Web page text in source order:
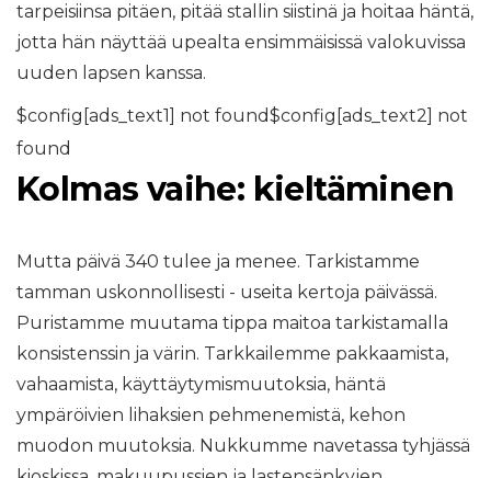
tarpeisiinsa pitäen, pitää stallin siistinä ja hoitaa häntä,
jotta hän näyttää upealta ensimmäisissä valokuvissa
uuden lapsen kanssa.
$config[ads_text1] not found$config[ads_text2] not
found
Kolmas vaihe: kieltäminen
Mutta päivä 340 tulee ja menee. Tarkistamme
tamman uskonnollisesti - useita kertoja päivässä.
Puristamme muutama tippa maitoa tarkistamalla
konsistenssin ja värin. Tarkkailemme pakkaamista,
vahaamista, käyttäytymismuutoksia, häntä
ympäröivien lihaksien pehmenemistä, kehon
muodon muutoksia. Nukkumme navetassa tyhjässä